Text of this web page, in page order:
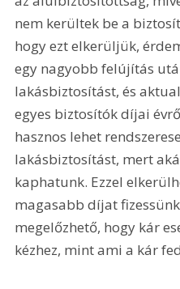
nem kerültek be a
hogy ezt elkerüljük,
egy nagyobb felújítás
lakásbiztosítást, és
egyes biztosítók díjai
hasznos lehet
lakásbiztosítást, mert
kaphatunk. Ezzel
magasabb díjat
megelőzhető, hogy kár
kézhez, mint ami a kár